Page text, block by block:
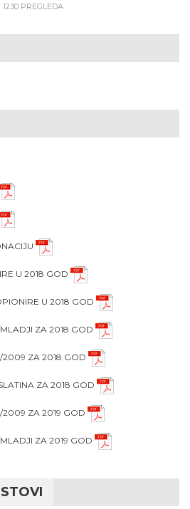
1230 PREGLEDA
U 2018 GOD
U 2018 GOD
ZA 2018 GOD
2009 ZA 2018 GOD
ZA 2018 GOD
2009 ZA 2019 GOD
ZA 2019 GOD